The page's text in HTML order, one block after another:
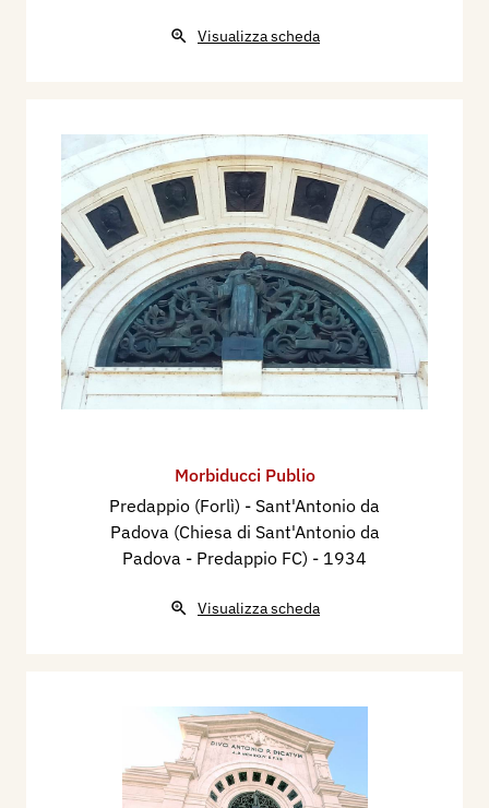
Visualizza scheda
Morbiducci Publio
Predappio (Forlì) - Sant'Antonio da
Padova (Chiesa di Sant'Antonio da
Padova - Predappio FC) - 1934
Visualizza scheda